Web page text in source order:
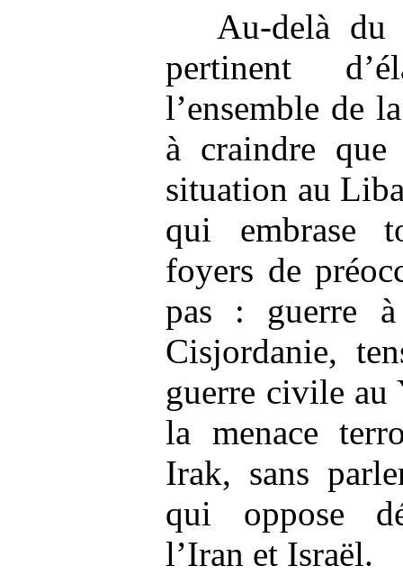
Au-delà
pertinent
l’ensemble de
à craindre
situation au
qui embrase
foyers de
pas : guerre
Cisjordanie,
guerre civile au
la menace
Irak, sans
qui oppose
l’Iran et Israël.